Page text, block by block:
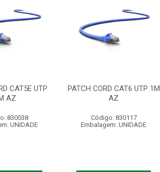
CAT5E UTP
AZ
830038
UNIDADE
PATCH CORD CAT6 UTP 1M
AZ
Código: 830117
Embalagem: UNIDADE